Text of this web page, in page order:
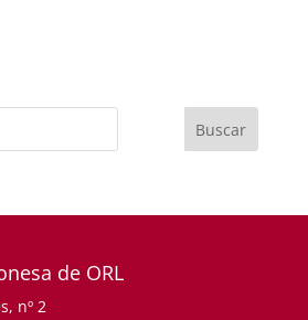
Buscar
de ORL
nº 2